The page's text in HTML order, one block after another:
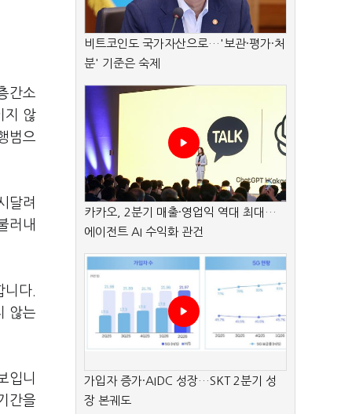
간소
지 않
범으
달려
러내
다.
않는
입니
간을
비트코인도 국가자산으로…'보관·평가·처
분' 기준은 숙제
카카오, 2분기 매출·영업익 역대 최대…
에이전트 AI 수익화 관건
가입자 증가·AIDC 성장…SKT 2분기 성
장 본궤도